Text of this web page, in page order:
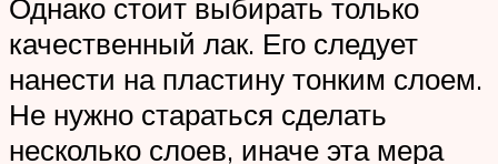
Однако стоит выбирать только
качественный лак. Его следует
нанести на пластину тонким слоем.
Не нужно стараться сделать
несколько слоев, иначе эта мера